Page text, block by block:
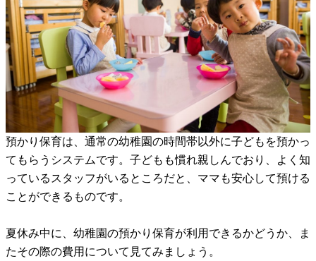
預かり保育は、通常の幼稚園の時間帯以外に子どもを預かっ
てもらうシステムです。子どもも慣れ親しんでおり、よく知
っているスタッフがいるところだと、ママも安心して預ける
ことができるものです。
夏休み中に、幼稚園の預かり保育が利用できるかどうか、ま
たその際の費用について見てみましょう。